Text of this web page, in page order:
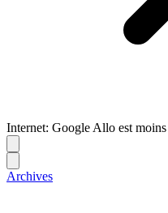
Internet: Google Allo est moins
Archives